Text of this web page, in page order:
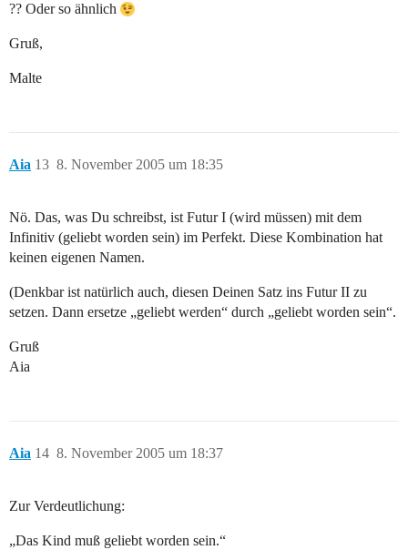
?? Oder so ähnlich
Gruß,
Malte
Aia 8. November 2005 um 18:35
13
Nö. Das, was Du schreibst, ist Futur I (wird müssen) mit dem
Infinitiv (geliebt worden sein) im Perfekt. Diese Kombination hat
keinen eigenen Namen.
(Denkbar ist natürlich auch, diesen Deinen Satz ins Futur II zu
setzen. Dann ersetze „geliebt werden“ durch „geliebt worden sein“.
Gruß
Aia
Aia 8. November 2005 um 18:37
14
Zur Verdeutlichung:
„Das Kind muß geliebt worden sein.“